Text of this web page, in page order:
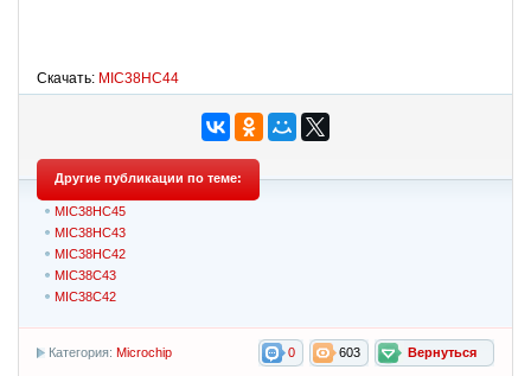
Скачать: MIC38HC44
Другие публикации по теме:
MIC38HC45
MIC38HC43
MIC38HC42
MIC38C43
MIC38C42
Вернуться
603
0
Категория: Microchip